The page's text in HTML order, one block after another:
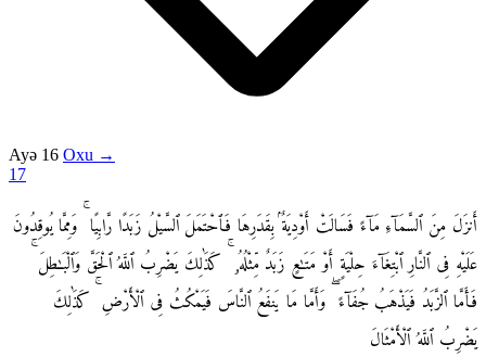
Ayə 16 Oxu →
17
أَنزَلَ مِنَ ٱلسَّمَآءِ مَآءً فَسَالَتْ أَوْدِيَةٌۢ بِقَدَرِهَا فَٱحْتَمَلَ ٱلسَّيْلُ زَبَدًا رَّابِيًا ۚ وَمِمَّا يُوقِدُونَ
عَلَيْهِ فِى ٱلنَّارِ ٱبْتِغَآءَ حِلْيَةٍ أَوْ مَتَـٰعٍ زَبَدٌ مِّثْلُهُۥ ۚ كَذَٰلِكَ يَضْرِبُ ٱللَّهُ ٱلْحَقَّ وَٱلْبَـٰطِلَ ۚ
فَأَمَّا ٱلزَّبَدُ فَيَذْهَبُ جُفَآءً ۖ وَأَمَّا مَا يَنفَعُ ٱلنَّاسَ فَيَمْكُثُ فِى ٱلْأَرْضِ ۚ كَذَٰلِكَ
يَضْرِبُ ٱللَّهُ ٱلْأَمْثَالَ